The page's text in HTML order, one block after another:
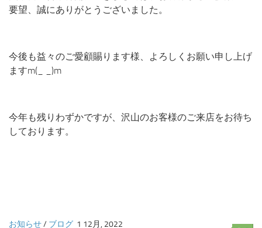
要望、誠にありがとうございました。
今後も益々のご愛顧賜ります様、よろしくお願い申し上げ
ますm(_ _)m
今年も残りわずかですが、沢山のお客様のご来店をお待ち
しております。
お知らせ/ ブログ 1 12月, 2022